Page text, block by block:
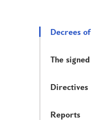
Decrees
The
Directives
Reports